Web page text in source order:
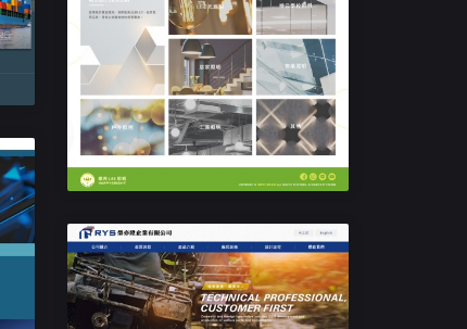
響應式企業網站設計
樂亮LED照明